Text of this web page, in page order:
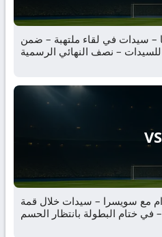
– سيدات في لقاء ملتهبة – ضمن
للسيدات – نصف النهائي الرسمية
VS
مع سويسرا – سيدات خلال قمة